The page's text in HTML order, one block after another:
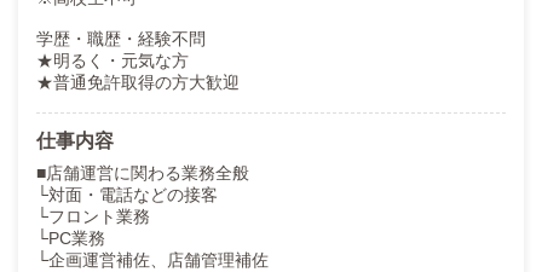
学歴・職歴・経験不問
★明るく・元気な方
★普通免許取得の方大歓迎
仕事内容
■店舗運営に関わる業務全般
└対面・電話などの接客
└フロント業務
└PC業務
└企画運営補佐、店舗管理補佐